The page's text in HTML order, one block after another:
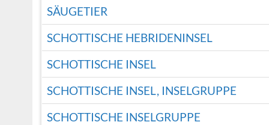
SÄUGETIER
SCHOTTISCHE HEBRIDENINSEL
SCHOTTISCHE INSEL
SCHOTTISCHE INSEL, INSELGRUPPE
SCHOTTISCHE INSELGRUPPE